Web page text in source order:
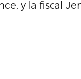
y la fiscal